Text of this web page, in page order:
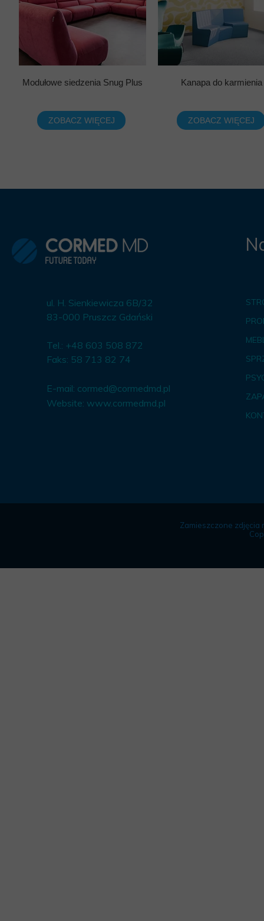
Modułowe siedzenia Snug Plus Kanapa do karmienia
ZOBACZ WIĘCEJ ZOBACZ WIĘCEJ
ul. H. Sienkiewicza 6B/32
83-000 Pruszcz Gdański
Tel.: +48 603 508 872
Faks: 58 713 82 74
E-mail: cormed@cormedmd.pl
Website: www.cormedmd.pl
Zamieszczone